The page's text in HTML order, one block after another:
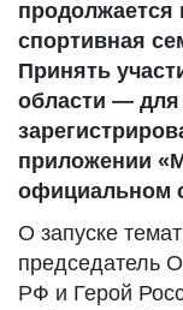
продолжается
спортивная
Принять
области — для
приложении
официальном
О запуске
председатель
РФ и Герой